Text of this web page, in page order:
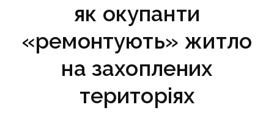
як окупанти
«ремонтують» житло
на захоплених
територіях